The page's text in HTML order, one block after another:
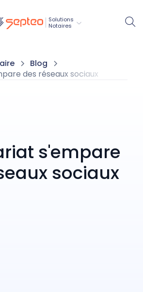
Solutions
Notaires
Blog
des réseaux sociaux
s'empare
sociaux